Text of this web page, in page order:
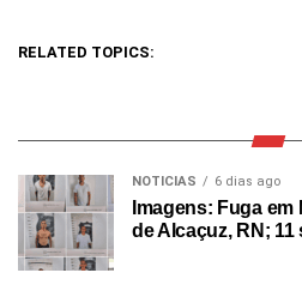
RELATED TOPICS:
NOTICIAS 6 dias ago
Imagens: Fuga
de Alcaçuz, RN;